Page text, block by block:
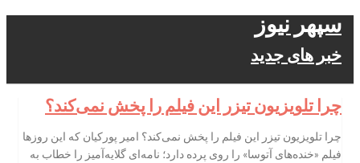
سپهر نیوز
خبر های جدید
چرا تلویزیون تیزر این فیلم را پخش نمی‌کند؟
چرا تلویزیون تیزر این فیلم را پخش نمی‌کند؟ امیر پورکیان که این روزها
فیلم «خنده‌های آتوسا» را روی پرده دارد؛ نامه‌ای گلایه‌آمیز را خطاب به